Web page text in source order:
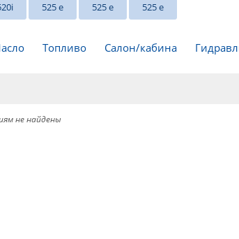
525 e 525 e 525 e
Топливо Салон/кабина
не найдены